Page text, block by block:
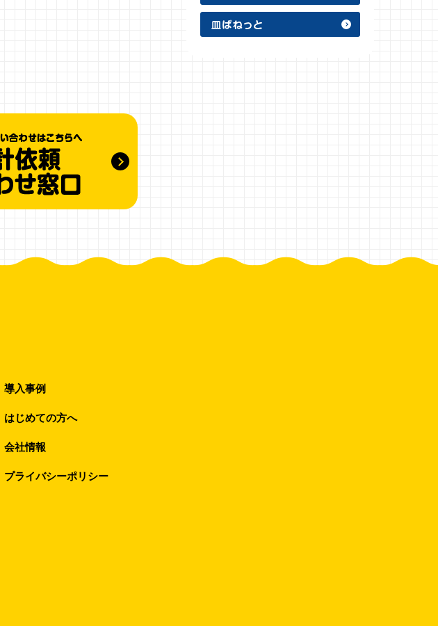
導入事例
はじめての方へ
会社情報
プライバシーポリシー